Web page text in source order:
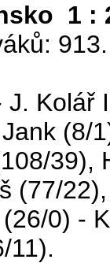
1 :
913.
Kolář
(8/
39),
(77/
0) -
11).